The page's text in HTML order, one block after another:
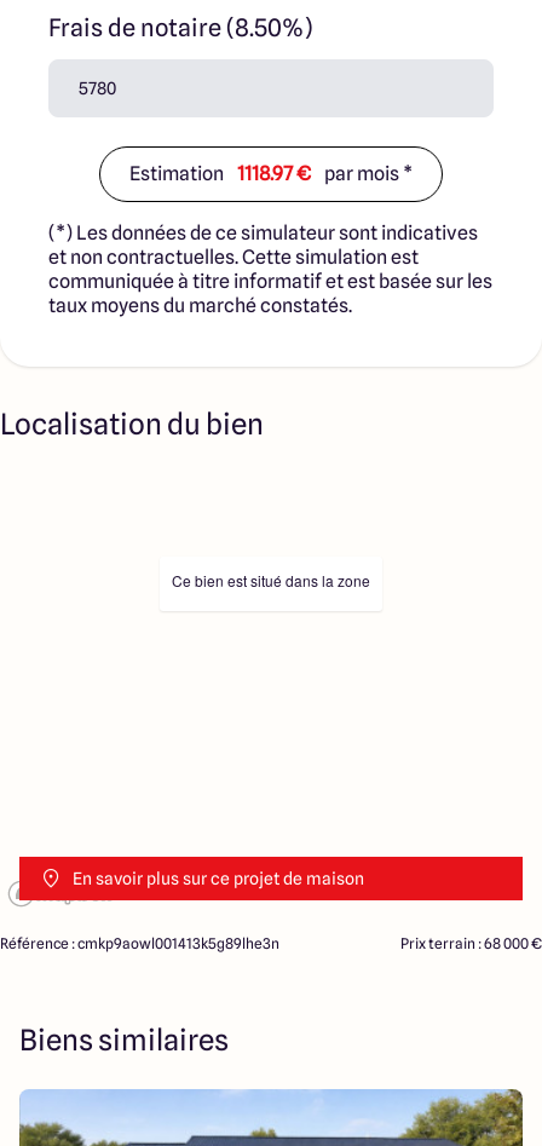
Frais de notaire (8.50%)
Estimation 1118.97 € par mois *
(*) Les données de ce simulateur sont indicatives
et non contractuelles. Cette simulation est
communiquée à titre informatif et est basée sur les
taux moyens du marché constatés.
Localisation du bien
En savoir plus sur ce projet de maison
Ce bien est situé dans la zone
Référence : cmkp9aowl001413k5g89lhe3n Prix terrain : 68 000 €
Biens similaires